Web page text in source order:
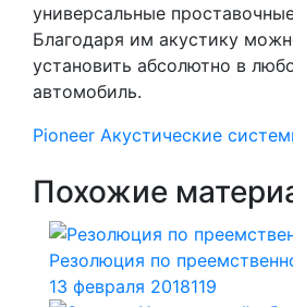
универсальные
Благодаря им акустику
установить абсолютно в
автомобиль.
Pioneer Акустические
Похожие
Резолюция по
13 февраля 2018119